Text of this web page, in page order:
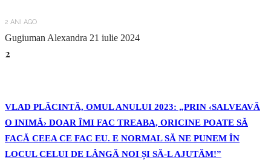
2 ANI AGO
Gugiuman Alexandra 21 iulie 2024
2
VLAD PLĂCINTĂ, OMUL ANULUI 2023: „PRIN ‹SALVEAVĂ
O INIMĂ› DOAR ÎMI FAC TREABA, ORICINE POATE SĂ
FACĂ CEEA CE FAC EU. E NORMAL SĂ NE PUNEM ÎN
LOCUL CELUI DE LÂNGĂ NOI ȘI SĂ-L AJUTĂM!”